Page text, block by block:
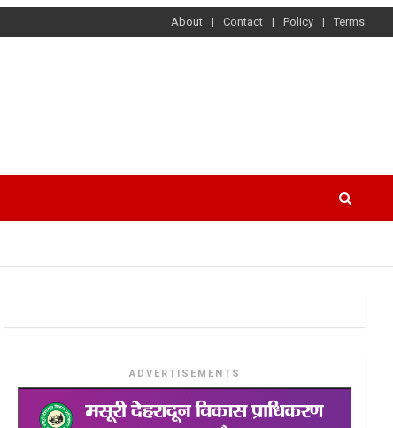
About Contact Policy Terms
ADVERTISEMENTS